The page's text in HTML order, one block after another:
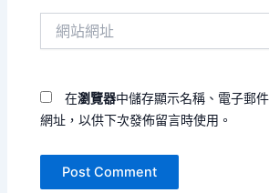
在瀏覽器中儲存顯示名稱、電子郵
網址，以供下次發佈留言時使用。